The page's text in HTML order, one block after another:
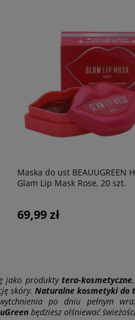
Intensywnie
maseczka do twarzy
zł
Maska do ust BEAUUGREEN
Glam Lip Mask Rose, 20 szt.
69,99 zł
jako produkty tera-kosmetyczne
skóry. Naturalne kosmetyki do
po dniu pełnym
będziesz olśniewać